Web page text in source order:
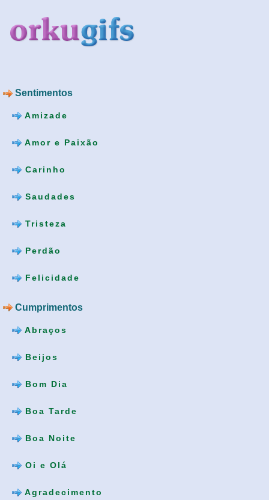
Sentimentos
Amizade
Amor e Paixão
Carinho
Saudades
Tristeza
Perdão
Felicidade
Cumprimentos
Abraços
Beijos
Bom Dia
Boa Tarde
Boa Noite
Oi e Olá
Agradecimento